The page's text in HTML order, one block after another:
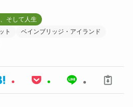
そして人生
ト
ベインブリッジ・アイランド